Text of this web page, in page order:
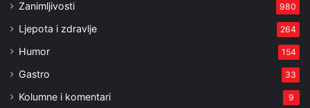
Zanimljivosti 980
Ljepota i zdravlje 264
Humor 154
Gastro 33
Kolumne i komentari 9